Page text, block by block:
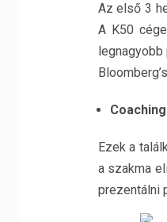
Az első 3
A K50
legnagyobb
Ezek a
a szakma
prezentálni